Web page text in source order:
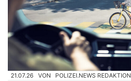
21.07.26 VON POLIZEI.NEWS REDAKTION